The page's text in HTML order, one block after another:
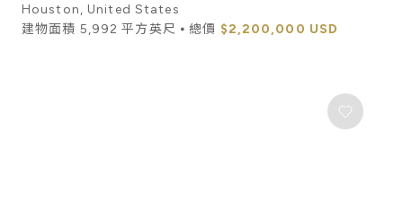
Houston, United States
建物面積 5,992 平方英尺 ⦁ 總價 $2,200,000 USD